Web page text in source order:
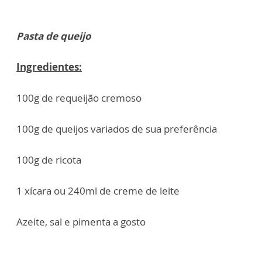
Pasta de queijo
Ingredientes:
100g de requeijão cremoso
100g de queijos variados de sua preferência
100g de ricota
1 xícara ou 240ml de creme de leite
Azeite, sal e pimenta a gosto